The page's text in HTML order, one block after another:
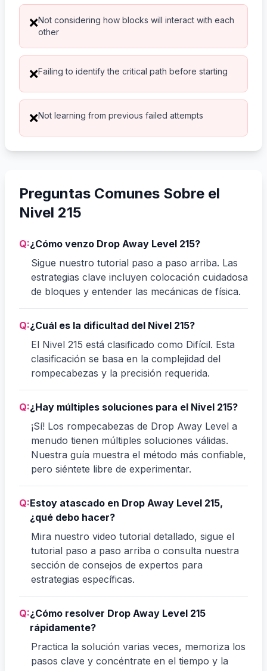
❌Not considering how blocks will interact with each
other
❌Failing to identify the critical path before starting
❌Not learning from previous failed attempts
Preguntas Comunes Sobre el
Nivel 215
Q:¿Cómo venzo Drop Away Level 215?
Sigue nuestro tutorial paso a paso arriba. Las
estrategias clave incluyen colocación cuidadosa
de bloques y entender las mecánicas de física.
Q:¿Cuál es la dificultad del Nivel 215?
El Nivel 215 está clasificado como Difícil. Esta
clasificación se basa en la complejidad del
rompecabezas y la precisión requerida.
Q:¿Hay múltiples soluciones para el Nivel 215?
¡Sí! Los rompecabezas de Drop Away Level a
menudo tienen múltiples soluciones válidas.
Nuestra guía muestra el método más confiable,
pero siéntete libre de experimentar.
Q:Estoy atascado en Drop Away Level 215,
¿qué debo hacer?
Mira nuestro video tutorial detallado, sigue el
tutorial paso a paso arriba o consulta nuestra
sección de consejos de expertos para
estrategias específicas.
Q:¿Cómo resolver Drop Away Level 215
rápidamente?
Practica la solución varias veces, memoriza los
pasos clave y concéntrate en el tiempo y la